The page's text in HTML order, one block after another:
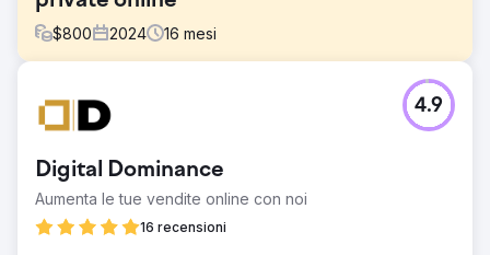
$800 2024 16 mesi
L'azienda di ripetizioni offriva lezioni online di alta qualità
per le materie GCSE e A-Level, ma faticava a generare
nei motori di ricerca, aveva una struttura dei contenuti
debole ed era basato su un modello obsoleto, non
ottimizzato per SEO o conversioni. Aveva bisogno di un
rilancio moderno che potesse aumentare la portata
Digital Dominance
Aumenta le tue vendite online con noi
16 recensioni
4.9